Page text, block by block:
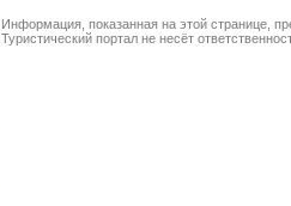
Информация, показанная на этой странице,
Туристический портал не несёт